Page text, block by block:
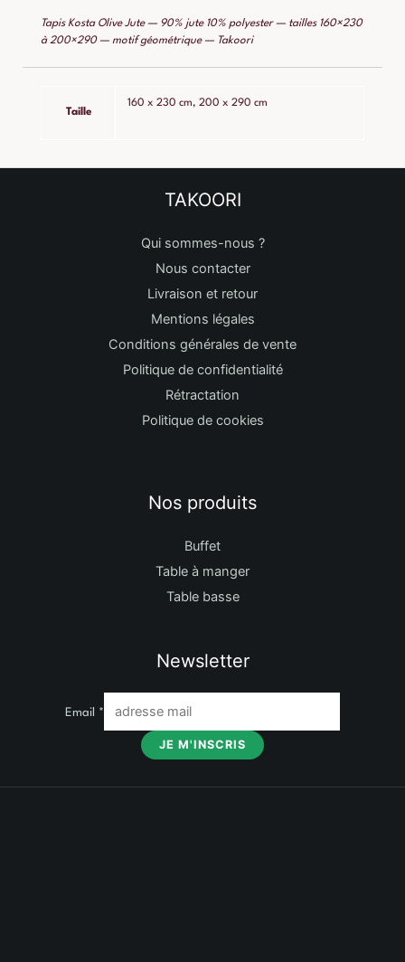
Tapis Kosta Olive Jute — 90% jute 10% polyester — tailles 160×230
à 200×290 — motif géométrique — Takoori
Taille
160 x 230 cm, 200 x 290 cm
TAKOORI
Qui sommes-nous ?
Nous contacter
Livraison et retour
Mentions légales
Conditions générales de vente
Politique de confidentialité
Rétractation
Politique de cookies
Nos produits
Buffet
Table à manger
Table basse
Newsletter
Email *
JE M'INSCRIS